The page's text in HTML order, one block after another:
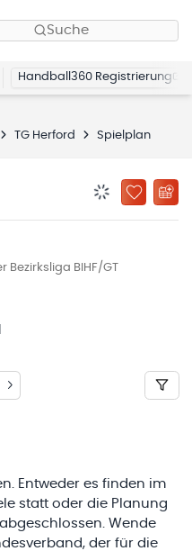
Suche
Handball360 Registrierung
TG Herford Spielplan
ZU
Bezirksliga BIHF/GT
Entweder es finden im
statt oder die Planung
Wende
der für die